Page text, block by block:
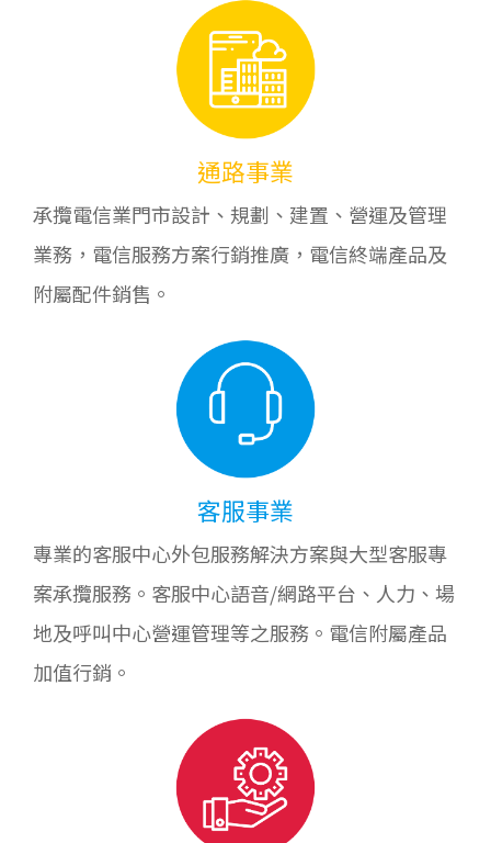
通路事業
承攬電信業門市設計、規劃、建置、營運及管理
業務，電信服務方案行銷推廣，電信終端產品及
附屬配件銷售。
客服事業
專業的客服中心外包服務解決方案與大型客服專
案承攬服務。客服中心語音/網路平台、人力、場
地及呼叫中心營運管理等之服務。電信附屬產品
加值行銷。